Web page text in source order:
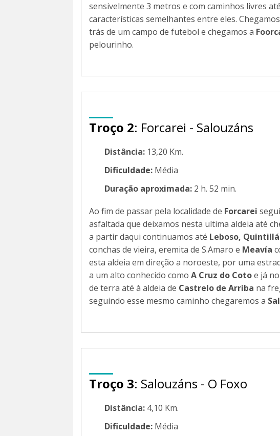
sensivelmente 3 metros e com caminhos livres
características semelhantes entre eles.
trás de um campo de futebol e chegamos a
pelourinho.
Troço 2: Forcarei - Salouzáns
Distância:13,20 Km.
Dificuldade:Média
Duração aproximada:2 h. 52 min.
Ao fim de passar pela localidade de Forcarei
asfaltada que deixamos nesta ultima aldeia até
a partir daqui continuamos até Leboso,
conchas de vieira, eremita de S.Amaro e Meavía
esta aldeia em direção a noroeste, por uma
a um alto conhecido como A Cruz do Cotoe já no
de terra até à aldeia de Castrelo de Arriba na
seguindo esse mesmo caminho chegaremos a
Troço 3: Salouzáns - O Foxo
Distância:4,10 Km.
Dificuldade:Média